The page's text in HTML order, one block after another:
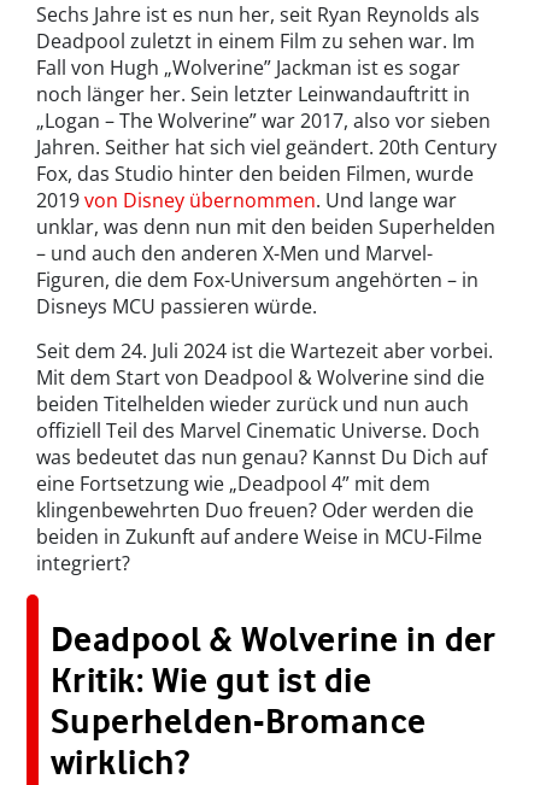
Sechs Jahre ist es nun her, seit Ryan Reynolds als
Deadpool zuletzt in einem Film zu sehen war. Im
Fall von Hugh „Wolverine” Jackman ist es sogar
noch länger her. Sein letzter Leinwandauftritt in
„Logan – The Wolverine” war 2017, also vor sieben
Jahren. Seither hat sich viel geändert. 20th Century
Fox, das Studio hinter den beiden Filmen, wurde
2019von Disney übernommen. Und lange war
unklar, was denn nun mit den beiden Superhelden
– und auch den anderen X-Men und Marvel-
Figuren, die dem Fox-Universum angehörten – in
Disneys MCU passieren würde.
Seit dem 24. Juli 2024 ist die Wartezeit aber vorbei.
Mit dem Start von Deadpool & Wolverine sind die
beiden Titelhelden wieder zurück und nun auch
offiziell Teil des Marvel Cinematic Universe. Doch
was bedeutet das nun genau? Kannst Du Dich auf
eine Fortsetzung wie „Deadpool 4” mit dem
klingenbewehrten Duo freuen? Oder werden die
beiden in Zukunft auf andere Weise in MCU-Filme
integriert?
Deadpool & Wolverine in der
Kritik: Wie gut ist die
Superhelden-Bromance
wirklich?